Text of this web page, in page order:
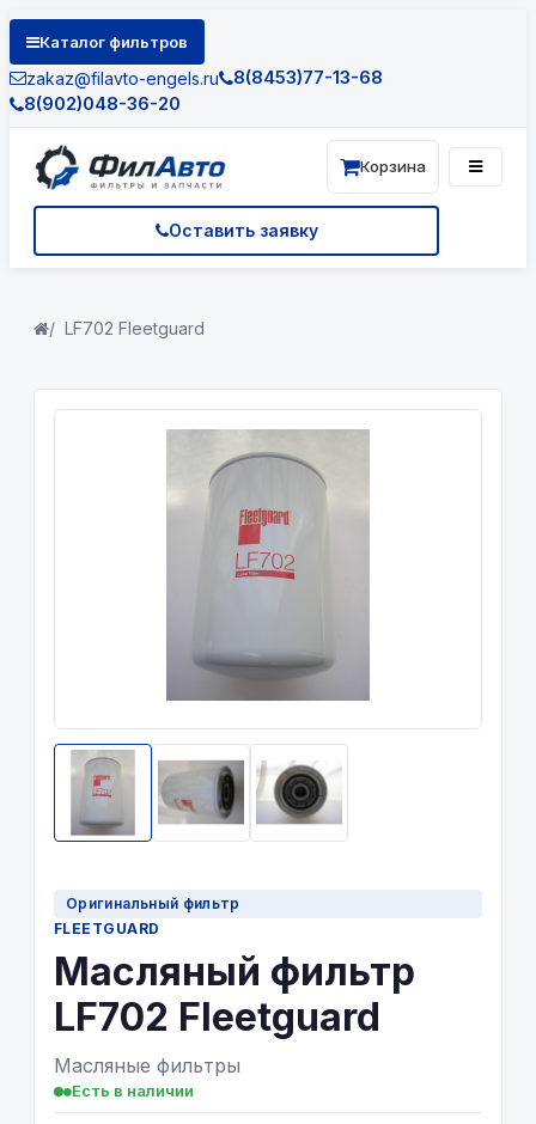
Каталог фильтров
zakaz@filavto-engels.ru
8(8453)77-13-68
8(902)048-36-20
Оставить заявку
Корзина
LF702 Fleetguard
Оригинальный фильтр
FLEETGUARD
Масляный фильтр
LF702 Fleetguard
Масляные фильтры
Есть в наличии